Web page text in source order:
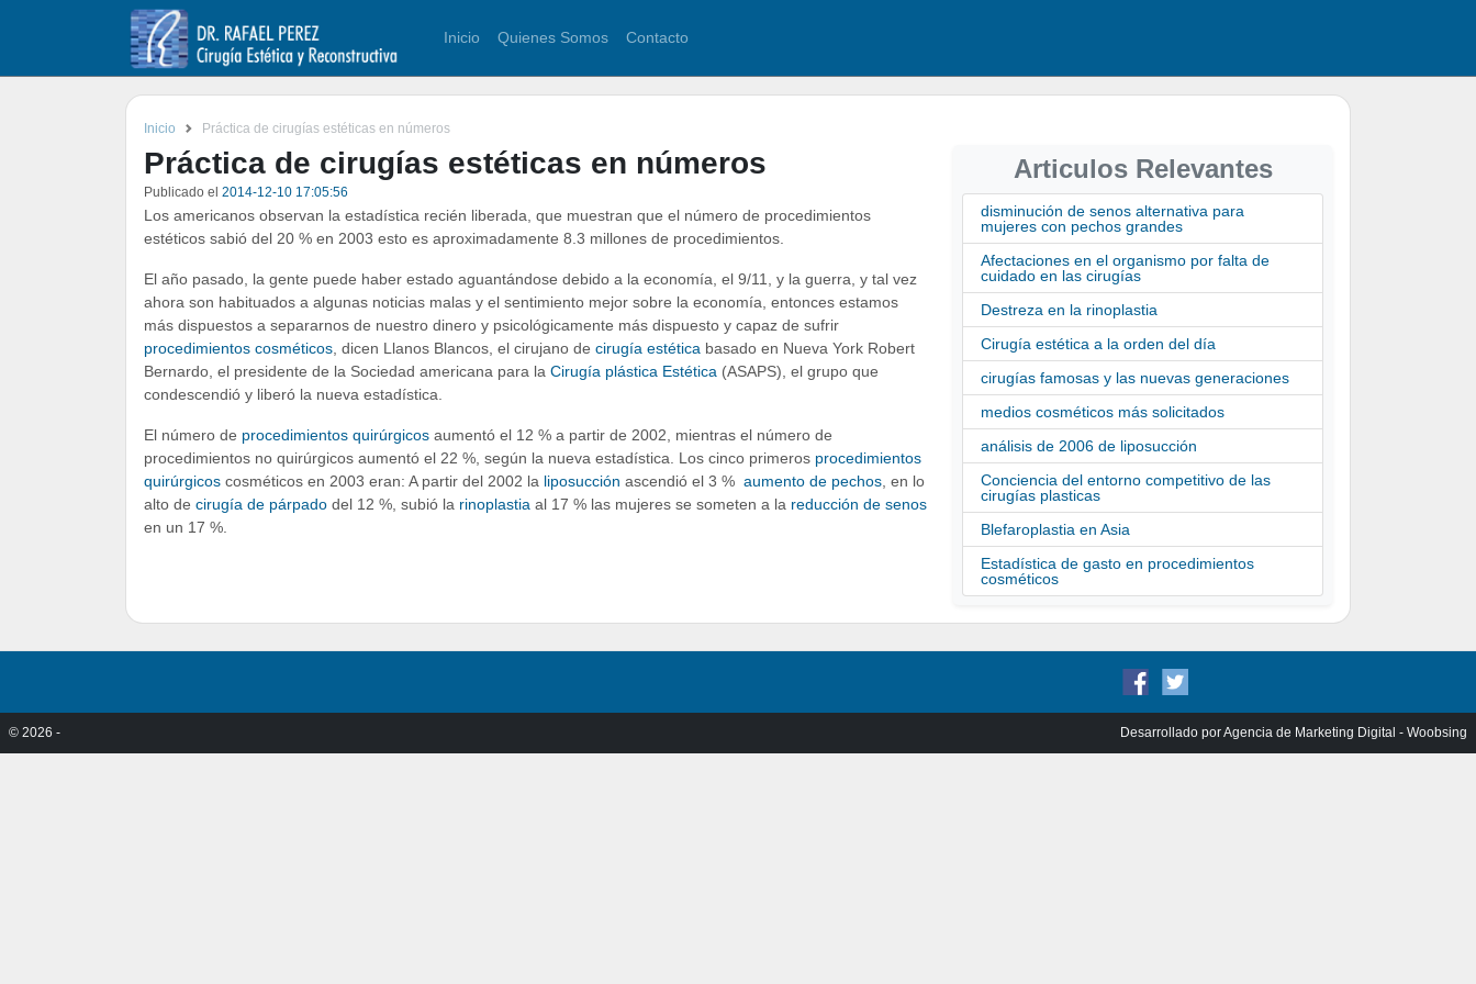
Inicio Quienes Somos Contacto
Inicio Práctica de cirugías estéticas en números
Práctica de cirugías estéticas en números
Publicado el 2014-12-10 17:05:56
Los americanos observan la estadística recién liberada, que muestran que el número de procedimientos
estéticos sabió del 20 % en 2003 esto es aproximadamente 8.3 millones de procedimientos.
El año pasado, la gente puede haber estado aguantándose debido a la economía, el 9/11, y la guerra, y tal vez
ahora son habituados a algunas noticias malas y el sentimiento mejor sobre la economía, entonces estamos
más dispuestos a separarnos de nuestro dinero y psicológicamente más dispuesto y capaz de sufrir
procedimientos cosméticos , dicen Llanos Blancos, el cirujano de cirugía estética basado en Nueva York Robert
Bernardo, el presidente de la Sociedad americana para la Cirugía plástica Estética (ASAPS), el grupo que
condescendió y liberó la nueva estadística.
El número de procedimientos quirúrgicos aumentó el 12 % a partir de 2002, mientras el número de
procedimientos no quirúrgicos aumentó el 22 %, según la nueva estadística. Los cinco primeros procedimientos
quirúrgicos cosméticos en 2003 eran: A partir del 2002 la liposucción ascendió el 3 % aumento de pechos , en lo
alto de cirugía de párpado del 12 %, subió la rinoplastia al 17 % las mujeres se someten a la reducción de senos
en un 17 %.
Articulos Relevantes
disminución de senos alternativa para
mujeres con pechos grandes
Afectaciones en el organismo por falta de
cuidado en las cirugías
Destreza en la rinoplastia
Cirugía estética a la orden del día
cirugías famosas y las nuevas generaciones
medios cosméticos más solicitados
análisis de 2006 de liposucción
Conciencia del entorno competitivo de las
cirugías plasticas
Blefaroplastia en Asia
Estadística de gasto en procedimientos
cosméticos
© 2026 - Desarrollado porAgencia de Marketing Digital - Woobsing